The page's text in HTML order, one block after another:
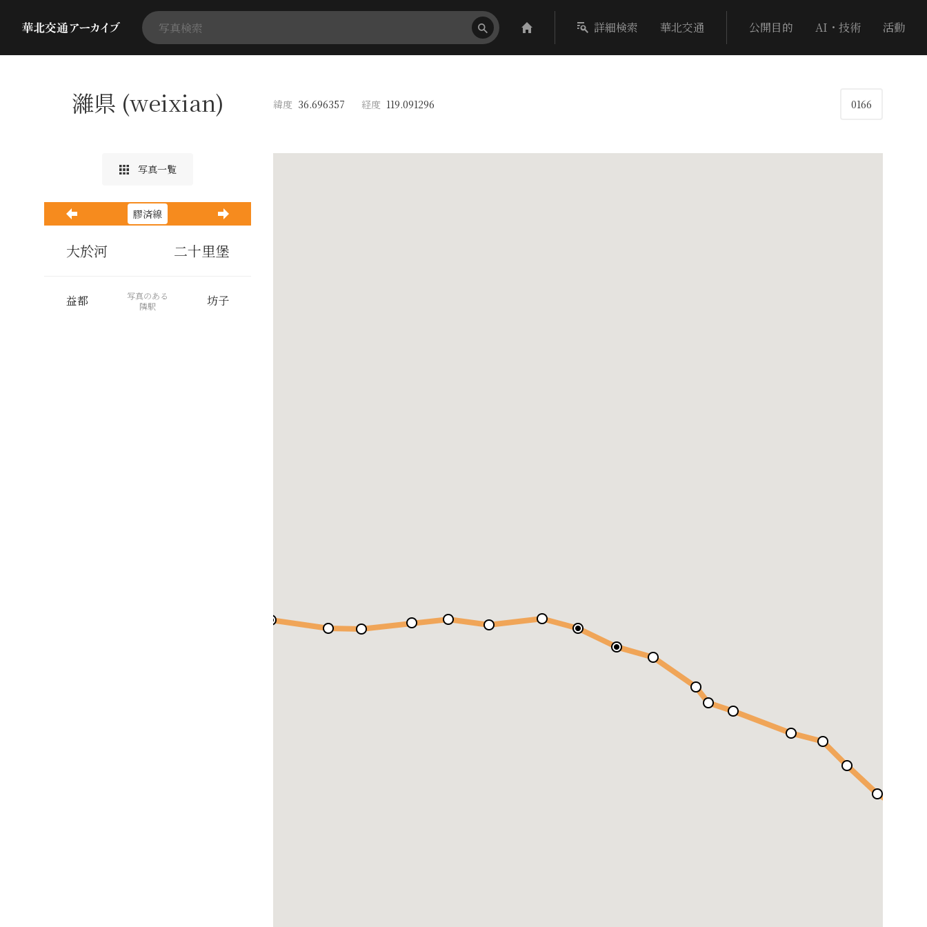
詳細検索 華北交通 公開目的 AI・技術 活動
濰県 (weixian) 緯度 36.696357 経度 119.091296 0166
写真一覧
膠済線
大於河 二十里堡
益都
写真のある
隣駅
坊子